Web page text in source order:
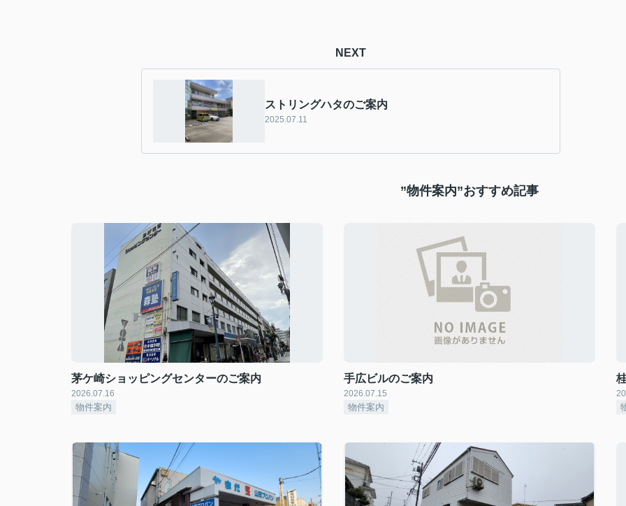
NEXT
ストリングハタのご案内
2025.07.11
”物件案内”おすすめ記事
茅ケ崎ショッピングセンターのご案内
2026.07.16
物件案内
手広ビルのご案内
2026.07.15
物件案内